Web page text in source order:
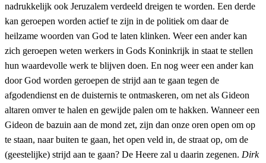
nadrukkelijk ook Jeruzalem verdeeld dreigen te worden. Een derde
kan geroepen worden actief te zijn in de politiek om daar de
heilzame woorden van God te laten klinken. Weer een ander kan
zich geroepen weten werkers in Gods Koninkrijk in staat te stellen
hun waardevolle werk te blijven doen. En nog weer een ander kan
door God worden geroepen de strijd aan te gaan tegen de
afgodendienst en de duisternis te ontmaskeren, om net als Gideon
altaren omver te halen en gewijde palen om te hakken. Wanneer een
Gideon de bazuin aan de mond zet, zijn dan onze oren open om op
te staan, naar buiten te gaan, het open veld in, de straat op, om de
(geestelijke) strijd aan te gaan? De Heere zal u daarin zegenen. Dirk